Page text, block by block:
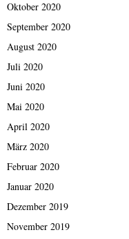
Oktober 2020
September 2020
August 2020
Juli 2020
Juni 2020
Mai 2020
April 2020
März 2020
Februar 2020
Januar 2020
Dezember 2019
November 2019